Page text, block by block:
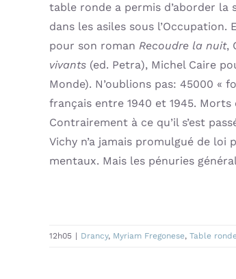
table ronde a permis d’aborder
dans les asiles sous
pour son roman Recoudre la nuit,
vivants(ed. Petra), Michel Caire
Monde). N’oublions pas: 45000 «
français entre 1940 et 1945.
Contrairement à ce qu’il s’est
Vichy n’a jamais promulgué de loi
mentaux. Mais les pénuries
12h05 | Drancy, Myriam Fregonese, Table